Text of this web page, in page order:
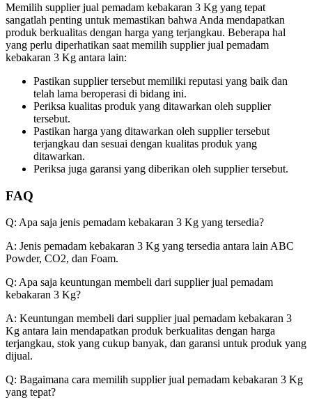
Memilih supplier jual pemadam kebakaran 3 Kg yang tepat
sangatlah penting untuk memastikan bahwa Anda mendapatkan
produk berkualitas dengan harga yang terjangkau. Beberapa hal
yang perlu diperhatikan saat memilih supplier jual pemadam
kebakaran 3 Kg antara lain:
Pastikan supplier tersebut memiliki reputasi yang baik dan
telah lama beroperasi di bidang ini.
Periksa kualitas produk yang ditawarkan oleh supplier
tersebut.
Pastikan harga yang ditawarkan oleh supplier tersebut
terjangkau dan sesuai dengan kualitas produk yang
ditawarkan.
Periksa juga garansi yang diberikan oleh supplier tersebut.
FAQ
Q: Apa saja jenis pemadam kebakaran 3 Kg yang tersedia?
A: Jenis pemadam kebakaran 3 Kg yang tersedia antara lain ABC
Powder, CO2, dan Foam.
Q: Apa saja keuntungan membeli dari supplier jual pemadam
kebakaran 3 Kg?
A: Keuntungan membeli dari supplier jual pemadam kebakaran 3
Kg antara lain mendapatkan produk berkualitas dengan harga
terjangkau, stok yang cukup banyak, dan garansi untuk produk yang
dijual.
Q: Bagaimana cara memilih supplier jual pemadam kebakaran 3 Kg
yang tepat?